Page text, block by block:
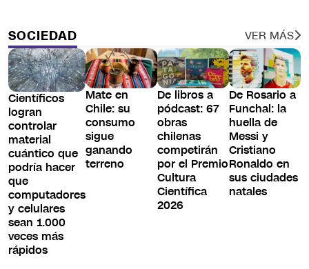
SOCIEDAD VER MÁS
Científicos
logran
controlar
material
cuántico que
podría hacer
que
computadores
y celulares
sean 1.000
veces más
rápidos
Mate en
Chile: su
consumo
sigue
ganando
terreno
De libros a
pódcast: 67
obras
chilenas
competirán
por el Premio
Cultura
Científica
2026
De Rosario a
Funchal: la
huella de
Messi y
Cristiano
Ronaldo en
sus ciudades
natales